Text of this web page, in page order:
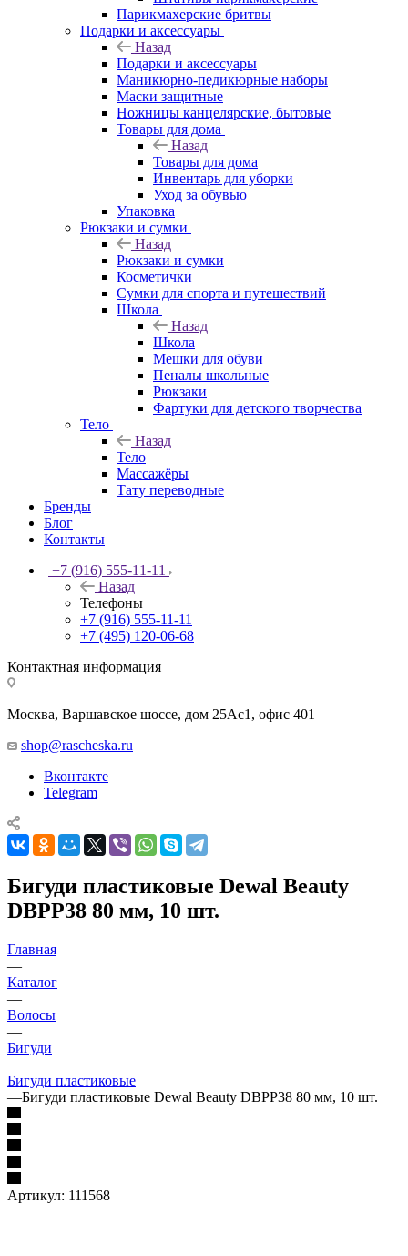
Парикмахерские бритвы
Подарки и аксессуары
Назад
Подарки и аксессуары
Маникюрно-педикюрные наборы
Маски защитные
Ножницы канцелярские, бытовые
Товары для дома
Назад
Товары для дома
Инвентарь для уборки
Уход за обувью
Упаковка
Рюкзаки и сумки
Назад
Рюкзаки и сумки
Косметички
Сумки для спорта и путешествий
Школа
Назад
Школа
Мешки для обуви
Пеналы школьные
Рюкзаки
Фартуки для детского творчества
Тело
Назад
Тело
Массажёры
Тату переводные
Бренды
Блог
Контакты
+7 (916) 555-11-11
Назад
Телефоны
+7 (916) 555-11-11
+7 (495) 120-06-68
Контактная информация
Москва, Варшавское шоссе, дом 25Аc1, офис 401
shop@rascheska.ru
Вконтакте
Telegram
Бигуди пластиковые Dewal Beauty
DBPP38 80 мм, 10 шт.
Главная
—
Каталог
—
Волосы
—
Бигуди
—
Бигуди пластиковые
—Бигуди пластиковые Dewal Beauty DBPP38 80 мм, 10 шт.
Артикул: 111568